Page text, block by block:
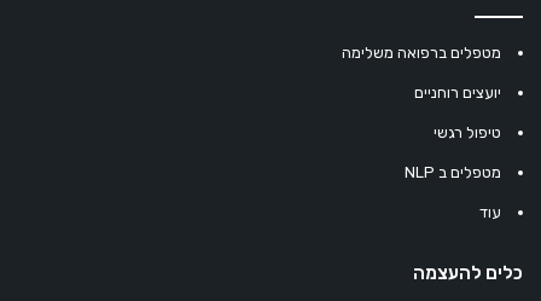
מטפלים ברפואה משלימה
יועצים רוחניים
טיפול רגשי
מטפלים ב NLP
עוד
כלים להעצמה